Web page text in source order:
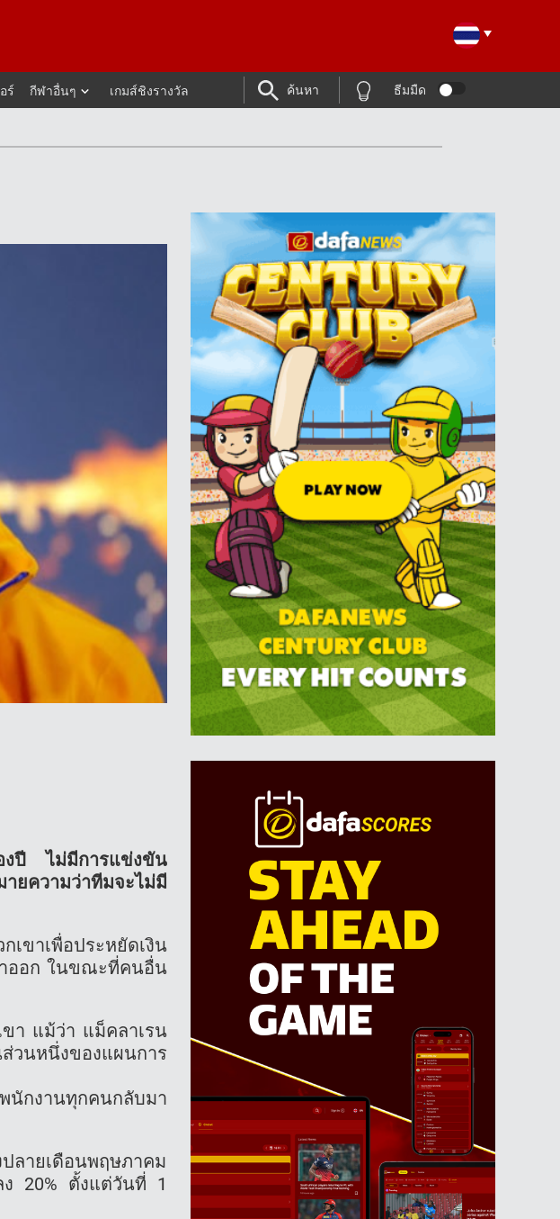
ร์ กีฬาอื่นๆ
เกมส์ชิงรางวัล
ค้นหา ธีมมืด
งปี ไม่มีการแข่งขัน
ความว่าทีมจะไม่มี
เขาเพื่อประหยัดเงิน
าออก ในขณะที่คนอื่น
า แม้ว่า แม็คลาเรน
วนหนึ่งของแผนการ
นักงานทุกคนกลับมา
ลายเดือนพฤษภาคม
20% ตั้งแต่วันที่ 1